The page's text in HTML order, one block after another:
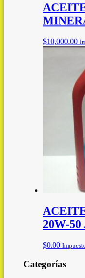
$10,000.00
20W-50
$0.00
Categorías